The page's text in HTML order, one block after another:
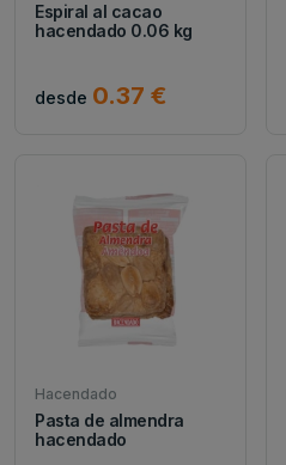
Espiral al cacao
hacendado 0.06 kg
desde 0.37 €
Hacendado
Pasta de almendra
hacendado